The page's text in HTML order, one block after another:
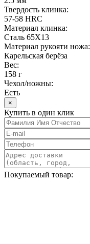
Твердость клинка:
57-58 HRC
Материал клинка:
Сталь 65Х13
Материал рукояти ножа:
Карельская берёза
Вес:
158 г
Чехол/ножны:
Есть
×
Купить в один клик
Покупаемый товар: